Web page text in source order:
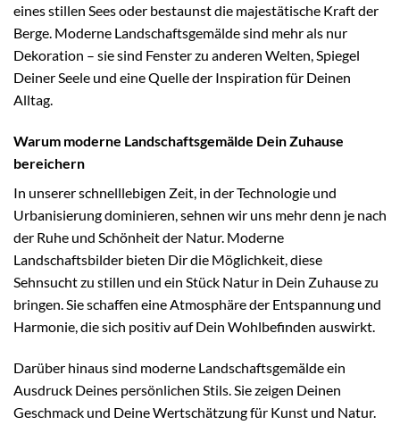
eines stillen Sees oder bestaunst die majestätische Kraft der
Berge. Moderne Landschaftsgemälde sind mehr als nur
Dekoration – sie sind Fenster zu anderen Welten, Spiegel
Deiner Seele und eine Quelle der Inspiration für Deinen
Alltag.
Warum moderne Landschaftsgemälde Dein Zuhause
bereichern
In unserer schnelllebigen Zeit, in der Technologie und
Urbanisierung dominieren, sehnen wir uns mehr denn je nach
der Ruhe und Schönheit der Natur. Moderne
Landschaftsbilder bieten Dir die Möglichkeit, diese
Sehnsucht zu stillen und ein Stück Natur in Dein Zuhause zu
bringen. Sie schaffen eine Atmosphäre der Entspannung und
Harmonie, die sich positiv auf Dein Wohlbefinden auswirkt.
Darüber hinaus sind moderne Landschaftsgemälde ein
Ausdruck Deines persönlichen Stils. Sie zeigen Deinen
Geschmack und Deine Wertschätzung für Kunst und Natur.